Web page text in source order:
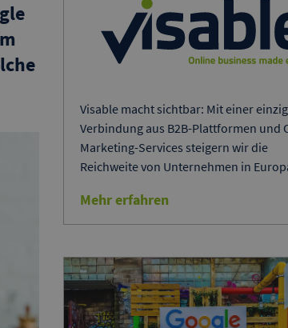
Visable macht sichtbar: Mit einer
Verbindung aus B2B-Plattformen und
Marketing-Services steigern wir die
Reichweite von Unternehmen in
Mehr erfahren